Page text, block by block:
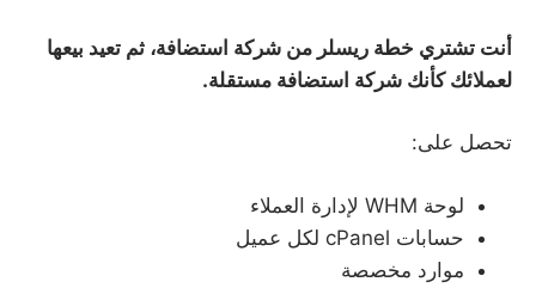
أنت تشتري خطة ريسلر من شركة استضافة، ثم تعيد بيعها
لعملائك كأنك شركة استضافة مستقلة.
تحصل على:
لوحة WHM لإدارة العملاء
حسابات cPanel لكل عميل
موارد مخصصة